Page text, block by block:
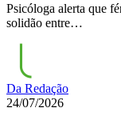
Psicóloga alerta que
solidão entre…
Da Redação
24/07/2026